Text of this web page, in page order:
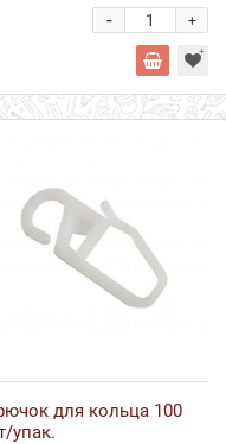
+
-
для кольца 100
упак.